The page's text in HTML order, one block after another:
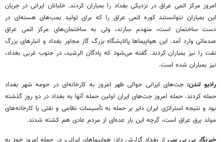
امروز مرکز اتمی عراق در نزدیکی بغداد را بمباران کردند. خلبانان ایرانی در جریان
این بمباران نتوانستند کوره اتمی عراق را که برای تولید بمب‌های هسته‌ای در
دست ساختمان است، منهدم سازند، ولی به ساختمان‌های مرکز اتمی عراق
صدماتی وارد آمد. این هواپیماها پالایشگاه بزرگ گاز مجاور بغداد و انبارهای بزرگ
نفت را نیز بمباران کردند. گفته می‌شود که پادگان الرشید، در جنوب غربی بغداد،
نیز بمباران شده است.
رادیو لندن: جت‌های ایرانی حوالی ظهر امروز به کارخانه‌ای در حومه شهر بغداد
حمله کردند. حمله امروز جت‌های ایران اولین حمله آنها به بغداد در دو روز گذشته
بود و نتیجه استراتژی ایران دایر بر حمله به تأسیسات نظامی و نفتی یا کارخانه‌های
مولد برق عراق است، گرچه این بار عده‌ای از مردم عادی هم کشته شدند.
خبرنگار بی بی سی از بغداد گزارش داد: هواپیماهای ایرانی، در حمله امروز خود به